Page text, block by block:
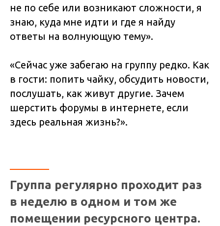
не по себе или возникают сложности, я
знаю, куда мне идти и где я найду
ответы на волнующую тему».
«Сейчас уже забегаю на группу редко. Как
в гости: попить чайку, обсудить новости,
послушать, как живут другие. Зачем
шерстить форумы в интернете, если
здесь реальная жизнь?».
Группа регулярно проходит раз
в неделю в одном и том же
помещении ресурсного центра.